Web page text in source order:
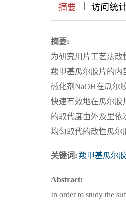
摘要 || 访问统
摘要:
为研究用片工艺法改
羧甲基瓜尔胶片的内
碱化剂NaOH在瓜尔
快速有效地在瓜尔胶
的取代度由外及里依
均匀取代的改性瓜尔
关键词: 羧甲基瓜尔
Abstract:
In order to study the